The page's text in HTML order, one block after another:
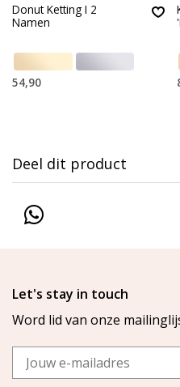
Donut Ketting I 2
Namen
54,90
Deel dit product
Let's stay in touch
Word lid van onze
Email